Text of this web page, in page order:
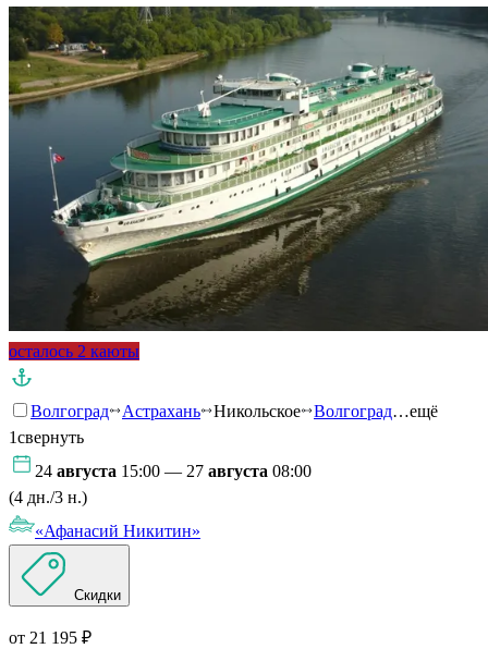
осталось 2 каюты
Волгоград Астрахань Никольское Волгоград…ещё
1свернуть
24 августа 15:00 — 27 августа 08:00
(4 дн./3 н.)
«Афанасий Никитин»
Скидки
от 21 195 ₽